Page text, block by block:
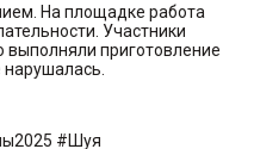
На площадке работа
Участники
выполняли приготовление
нарушалась.
#Шуя